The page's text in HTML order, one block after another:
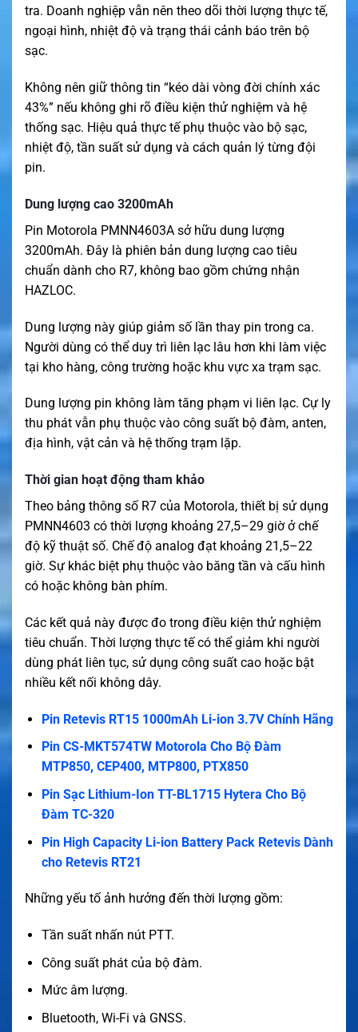
tra. Doanh nghiệp vẫn nên theo dõi thời lượng thực tế,
ngoại hình, nhiệt độ và trạng thái cảnh báo trên bộ
sạc.
Không nên giữ thông tin “kéo dài vòng đời chính xác
43%” nếu không ghi rõ điều kiện thử nghiệm và hệ
thống sạc. Hiệu quả thực tế phụ thuộc vào bộ sạc,
nhiệt độ, tần suất sử dụng và cách quản lý từng đội
pin.
Dung lượng cao 3200mAh
Pin Motorola PMNN4603A sở hữu dung lượng
3200mAh. Đây là phiên bản dung lượng cao tiêu
chuẩn dành cho R7, không bao gồm chứng nhận
HAZLOC.
Dung lượng này giúp giảm số lần thay pin trong ca.
Người dùng có thể duy trì liên lạc lâu hơn khi làm việc
tại kho hàng, công trường hoặc khu vực xa trạm sạc.
Dung lượng pin không làm tăng phạm vi liên lạc. Cự ly
thu phát vẫn phụ thuộc vào công suất bộ đàm, anten,
địa hình, vật cản và hệ thống trạm lặp.
Thời gian hoạt động tham khảo
Theo bảng thông số R7 của Motorola, thiết bị sử dụng
PMNN4603 có thời lượng khoảng 27,5–29 giờ ở chế
độ kỹ thuật số. Chế độ analog đạt khoảng 21,5–22
giờ. Sự khác biệt phụ thuộc vào băng tần và cấu hình
có hoặc không bàn phím.
Các kết quả này được đo trong điều kiện thử nghiệm
tiêu chuẩn. Thời lượng thực tế có thể giảm khi người
dùng phát liên tục, sử dụng công suất cao hoặc bật
nhiều kết nối không dây.
Pin Retevis RT15 1000mAh Li-ion 3.7V Chính Hãng
Pin CS-MKT574TW Motorola Cho Bộ Đàm
MTP850, CEP400, MTP800, PTX850
Pin Sạc Lithium-Ion TT-BL1715 Hytera Cho Bộ
Đàm TC-320
Pin High Capacity Li-ion Battery Pack Retevis Dành
cho Retevis RT21
Những yếu tố ảnh hưởng đến thời lượng gồm:
Tần suất nhấn nút PTT.
Công suất phát của bộ đàm.
Mức âm lượng.
Bluetooth, Wi-Fi và GNSS.